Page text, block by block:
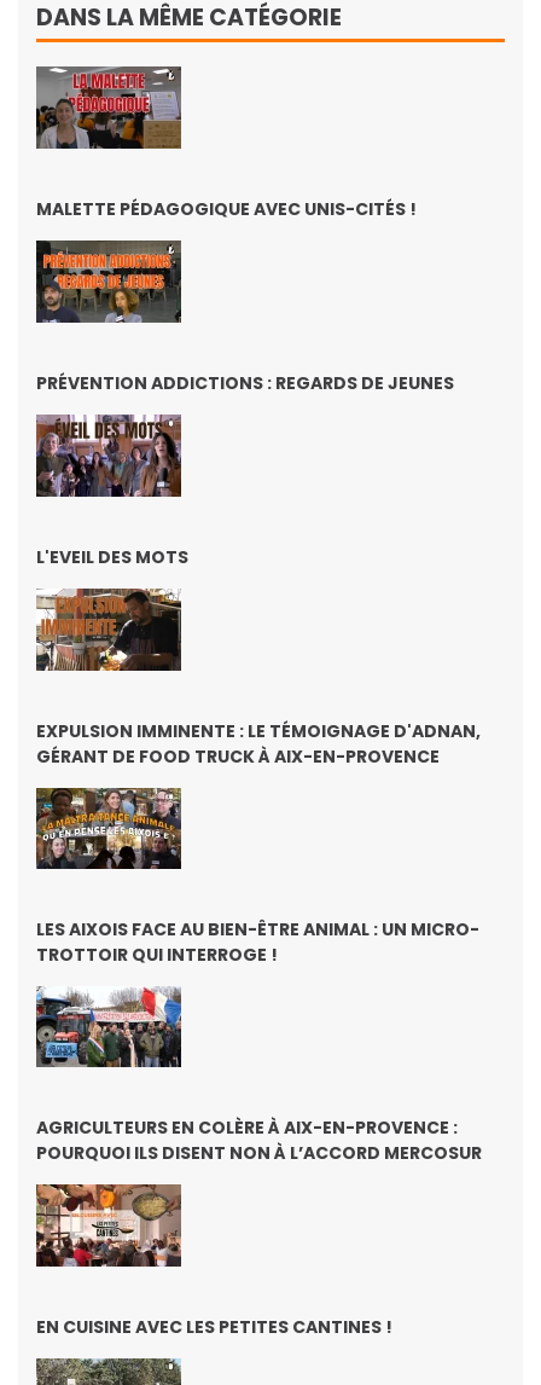
DANS LA MÊME CATÉGORIE
MALETTE PÉDAGOGIQUE AVEC UNIS-CITÉS !
PRÉVENTION ADDICTIONS : REGARDS DE JEUNES
L'EVEIL DES MOTS
EXPULSION IMMINENTE : LE TÉMOIGNAGE D'ADNAN,
GÉRANT DE FOOD TRUCK À AIX-EN-PROVENCE
LES AIXOIS FACE AU BIEN-ÊTRE ANIMAL : UN MICRO-
TROTTOIR QUI INTERROGE !
AGRICULTEURS EN COLÈRE À AIX-EN-PROVENCE :
POURQUOI ILS DISENT NON À L’ACCORD MERCOSUR
EN CUISINE AVEC LES PETITES CANTINES !